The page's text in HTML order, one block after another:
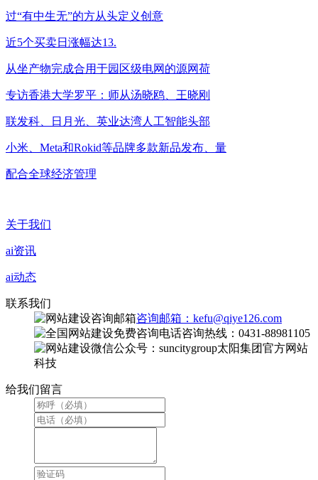
过“有中生无”的方从头定义创意
近5个买卖日涨幅达13.
从坐产物完成合用于园区级电网的源网荷
专访香港大学罗平：师从汤晓鸥、王晓刚
联发科、日月光、英业达湾人工智能头部
小米、Meta和Rokid等品牌多款新品发布、量
配合全球经济管理
关于我们
ai资讯
ai动态
联系我们
咨询邮箱：kefu@qiye126.com
咨询热线：0431-88981105
微信公众号：suncitygroup太阳集团官方网站
科技
给我们留言